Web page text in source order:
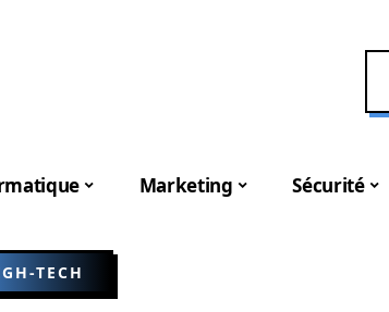
Marketing Sécurité
TECH